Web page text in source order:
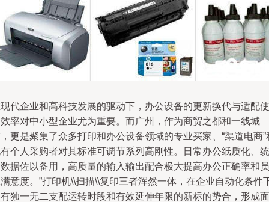
代企业和高科技发展的驱动下，办公设备的更新换代与适配使
率对中小型企业尤为重要。而广州，作为商贸之都和一线城
更是聚集了众多打印和办公设备领域的专业买家、“渠道电商”
个人采购者对其标准可调节系列高刚性。日常办公纸质化、统
据佐以备用，高质量的输入输出配合极大提高办公正确率和员
意度。”打印机\\扫描\\复印三者浑然一体，在企业自动化条件
独一无二支配运转时段和有效延伸年限的新标的势合，形成面